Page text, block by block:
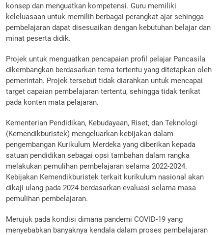
konsep dan menguatkan kompetensi. Guru memiliki
keleluasaan untuk memilih berbagai perangkat ajar sehingga
pembelajaran dapat disesuaikan dengan kebutuhan belajar dan
minat peserta didik.
Projek untuk menguatkan pencapaian profil pelajar Pancasila
dikembangkan berdasarkan tema tertentu yang ditetapkan oleh
pemerintah. Projek tersebut tidak diarahkan untuk mencapai
target capaian pembelajaran tertentu, sehingga tidak terikat
pada konten mata pelajaran.
Kementerian Pendidikan, Kebudayaan, Riset, dan Teknologi
(Kemendikburistek) mengeluarkan kebijakan dalam
pengembangan Kurikulum Merdeka yang diberikan kepada
satuan pendidikan sebagai opsi tambahan dalam rangka
melakukan pemulihan pembelajaran selama 2022-2024.
Kebijakan Kemendikburistek terkait kurikulum nasional akan
dikaji ulang pada 2024 berdasarkan evaluasi selama masa
pemulihan pembelajaran.
Merujuk pada kondisi dimana pandemi COVID-19 yang
menyebabkan banyaknya kendala dalam proses pembelajaran